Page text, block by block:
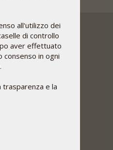
all'utilizzo dei
di controllo
aver effettuato
consenso in ogni
trasparenza e la